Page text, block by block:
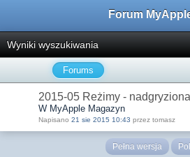
Forum
Wyniki wyszukiwania
Forums
2015-05 Reżimy -
W MyApple Magazyn
Napisano 21 sie 2015 10:43 przez tomasz
Pełna wersja